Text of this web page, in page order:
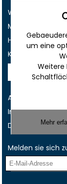
Werbung
Musterverträge
Hilfe
Kontakt
Rechtliches
AGB
Impressum
Datenschutz
Melden sie sich
um eine
Weitere
Mehr